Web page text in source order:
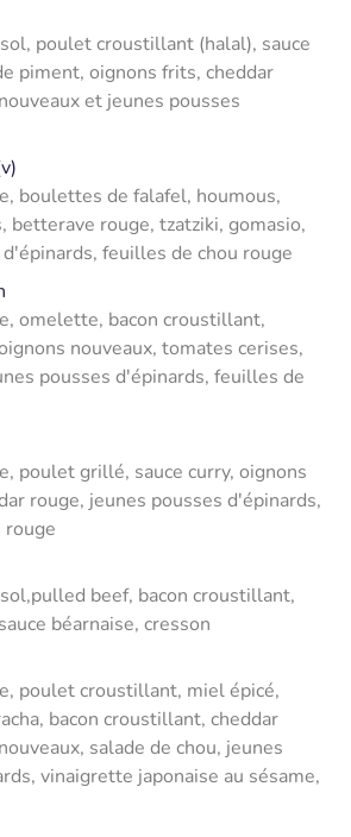
poulet croustillant (halal), sauce
piment, oignons frits, cheddar
et jeunes pousses
boulettes de falafel, houmous,
betterave rouge, tzatziki, gomasio,
feuilles de chou rouge
omelette, bacon croustillant,
nouveaux, tomates cerises,
pousses d'épinards, feuilles de
poulet grillé, sauce curry, oignons
rouge, jeunes pousses d'épinards,
rouge
beef, bacon croustillant,
béarnaise, cresson
poulet croustillant, miel épicé,
bacon croustillant, cheddar
salade de chou, jeunes
vinaigrette japonaise au sésame,